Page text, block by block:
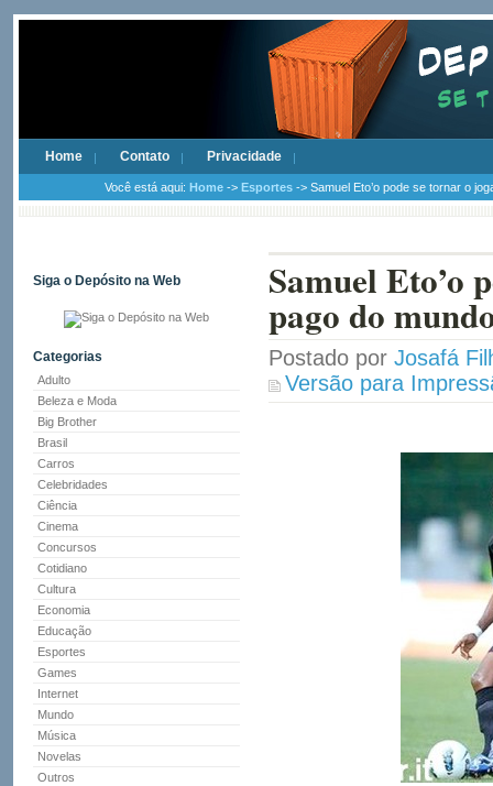
Home Contato Privacidade
Você está aqui: Home -> Esportes -> Samuel Eto’o pode se tornar o
Siga o Depósito na Web
Categorias
Adulto
Beleza e Moda
Big Brother
Brasil
Carros
Celebridades
Ciência
Cinema
Concursos
Cotidiano
Cultura
Economia
Educação
Esportes
Games
Internet
Mundo
Música
Novelas
Outros
Samuel Eto’o
pago do
Postado por Josafá
Versão para